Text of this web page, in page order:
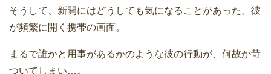
そうして、新開にはどうしても気になることがあった。彼
が頻繁に開く携帯の画面。
まるで誰かと用事があるかのような彼の行動が、何故か苛
ついてしまい…。